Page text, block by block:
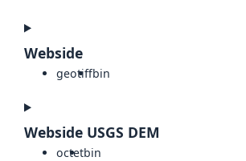
Webside
geotiffbin
Webside USGS DEM
octetbin